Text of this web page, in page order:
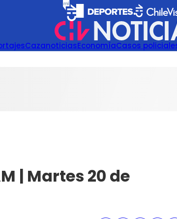
CazanoticiasEconomíaCasos
| Martes 20 de